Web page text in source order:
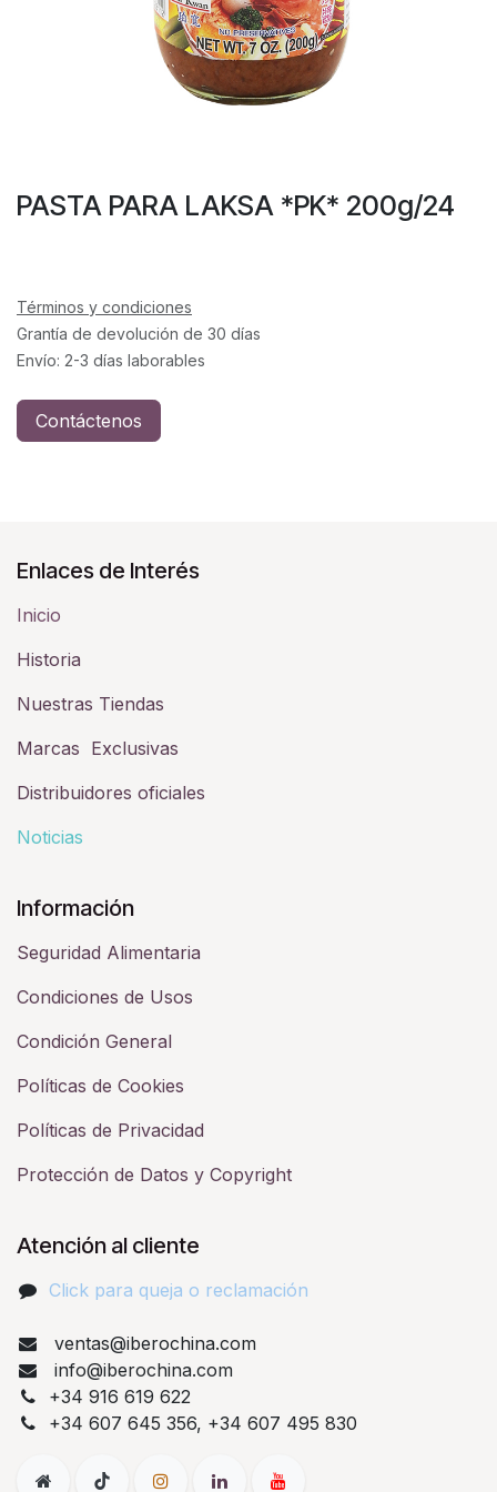
PASTA PARA LAKSA *PK* 200g/24
Términos y condiciones
Grantía de devolución de 30 días
Envío: 2-3 días laborables
Contáctenos
Enlaces de Interés
Inicio
Historia​
Nuestras Tiendas
Marcas Exclusivas
Distribuidores oficiales
Noticias
Información
Seguridad Alimentaria
Condiciones de Usos
Condición General
Políticas de Cookies
Políticas de Privacidad
Protección de Datos y Copyright
Atención al cliente
Click para queja o reclamación​
ventas@iberochina.com
info@iberochina.com
+34 916 619 622
+34 607 645 356, +34 607 495 830